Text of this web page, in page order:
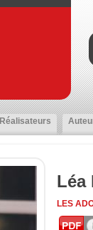
Réalisateurs
Léa
LES